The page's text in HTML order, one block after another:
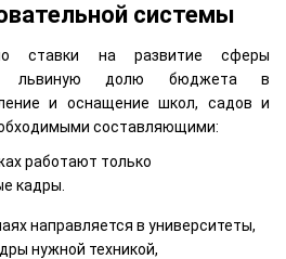
системы
ставки на развитие сферы
львиную долю бюджета в
и оснащение школ, садов и
составляющими:
работают только
кадры.
направляется в университеты,
нужной техникой,